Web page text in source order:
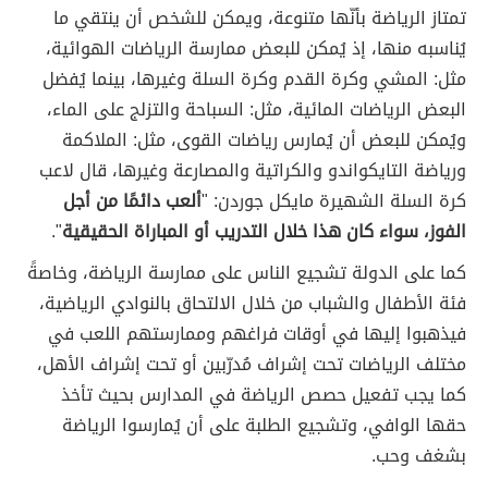
تمتاز الرياضة بأنّها متنوعة، ويمكن للشخص أن ينتقي ما
يُناسبه منها، إذ يُمكن للبعض ممارسة الرياضات الهوائية،
مثل: المشي وكرة القدم وكرة السلة وغيرها، بينما يُفضل
البعض الرياضات المائية، مثل: السباحة والتزلج على الماء،
ويُمكن للبعض أن يُمارس رياضات القوى، مثل: الملاكمة
ورياضة التايكواندو والكراتية والمصارعة وغيرها، قال لاعب
كرة السلة الشهيرة مايكل جوردن: "ألعب دائمًا من أجل
الفوز، سواء كان هذا خلال التدريب أو المباراة الحقيقية".
كما على الدولة تشجيع الناس على ممارسة الرياضة، وخاصةً
فئة الأطفال والشباب من خلال الالتحاق بالنوادي الرياضية،
فيذهبوا إليها في أوقات فراغهم وممارستهم اللعب في
مختلف الرياضات تحت إشراف مُدرّبين أو تحت إشراف الأهل،
كما يجب تفعيل حصص الرياضة في المدارس بحيث تأخذ
حقها الوافي، وتشجيع الطلبة على أن يُمارسوا الرياضة
بشغف وحب.